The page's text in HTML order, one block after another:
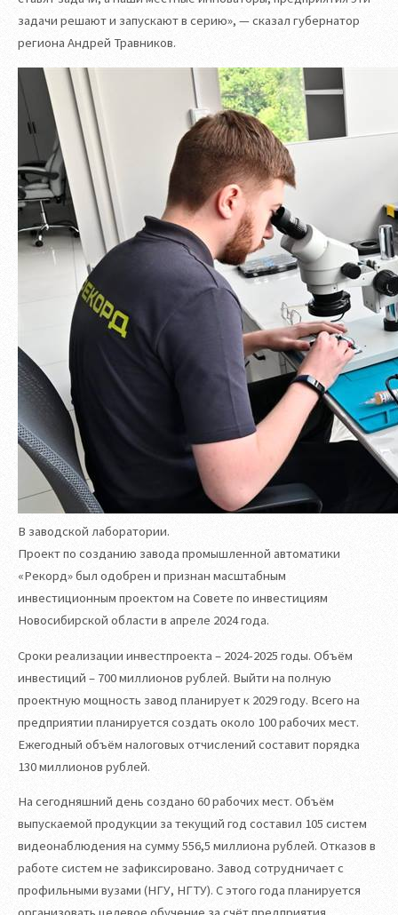
задачи решают и запускают в серию», — сказал губернатор
региона Андрей Травников.
В заводской лаборатории.
Проект по созданию завода промышленной автоматики
«Рекорд» был одобрен и признан масштабным
инвестиционным проектом на Совете по инвестициям
Новосибирской области в апреле 2024 года.
Сроки реализации инвестпроекта – 2024-2025 годы. Объём
инвестиций – 700 миллионов рублей. Выйти на полную
проектную мощность завод планирует к 2029 году. Всего на
предприятии планируется создать около 100 рабочих мест.
Ежегодный объём налоговых отчислений составит порядка
130 миллионов рублей.
На сегодняшний день создано 60 рабочих мест. Объём
выпускаемой продукции за текущий год составил 105 систем
видеонаблюдения на сумму 556,5 миллиона рублей. Отказов в
работе систем не зафиксировано. Завод сотрудничает с
профильными вузами (НГУ, НГТУ). С этого года планируется